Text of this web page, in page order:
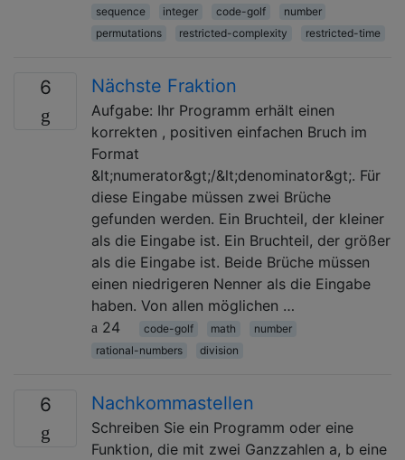
sequence
integer code-golf
number
permutations
restricted-complexity restricted-time
6 Nächste Fraktion
Aufgabe: Ihr Programm erhält einen
korrekten , positiven einfachen Bruch im
Format
&lt;numerator&gt;/&lt;denominator&gt;. Für
diese Eingabe müssen zwei Brüche
gefunden werden. Ein Bruchteil, der kleiner
als die Eingabe ist. Ein Bruchteil, der größer
als die Eingabe ist. Beide Brüche müssen
einen niedrigeren Nenner als die Eingabe
haben. Von allen möglichen …
24
code-golf math
number
rational-numbers
division
6 Nachkommastellen
Schreiben Sie ein Programm oder eine
Funktion, die mit zwei Ganzzahlen a, b eine